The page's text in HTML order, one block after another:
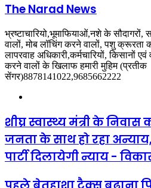
The Narad News
भ्रष्टाचारियो,भूमाफियाओं,नशे के सौदागरों,
वालों, मोब लॉचिंग करने वालों, पशु क्रूरता
लापरवाह अधिकारी,कर्मचारियों, किसानों
करने वालों के खिलाफ हमारी मुहिम (प्रतीक
सेंगर)8878141022,9685662222
शीघ्र स्वास्थ्य मंत्री के
जनता के साथ हो रहा
पार्टी दिलायेगी न्याय -